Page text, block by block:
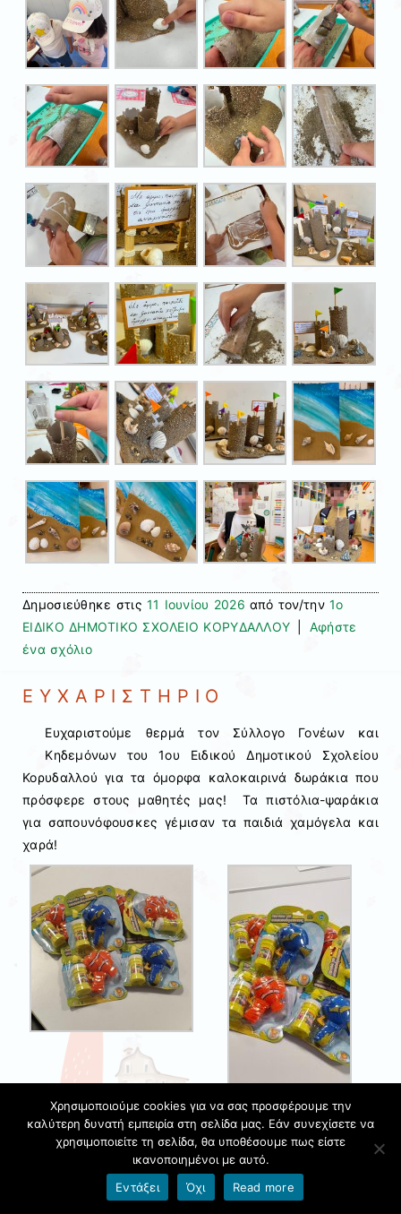
Δημοσιεύθηκε στις 11 Ιουνίου 2026 από τον/την 1ο
ΕΙΔΙΚΟ ΔΗΜΟΤΙΚΟ ΣΧΟΛΕΙΟ ΚΟΡΥΔΑΛΛΟΥ
Αφήστε
ένα σχόλιο
Ε Υ Χ Α Ρ Ι Σ Τ Η Ρ Ι Ο
Ευχαριστούμε θερμά τον Σύλλογο Γονέων και
Κηδεμόνων του 1ου Ειδικού Δημοτικού Σχολείου
Κορυδαλλού για τα όμορφα καλοκαιρινά δωράκια που
πρόσφερε στους μαθητές μας!
Τα πιστόλια-ψαράκια
για σαπουνόφουσκες γέμισαν τα παιδιά χαμόγελα και
χαρά!
Δημοσιεύθηκε στις10 Ιουνίου 2026από τον/την
ΕΙΔΙΚΟ ΔΗΜΟΤΙΚΟ ΣΧΟΛΕΙΟ ΚΟΡΥΔΑΛΛΟΥ |
Χρησιμοποιούμε cookies για να σας προσφέρουμε την
καλύτερη δυνατή εμπειρία στη σελίδα μας. Εάν συνεχίσετε να
χρησιμοποιείτε τη σελίδα, θα υποθέσουμε πως είστε
ικανοποιημένοι με αυτό.
Εντάξει
Όχι Read more